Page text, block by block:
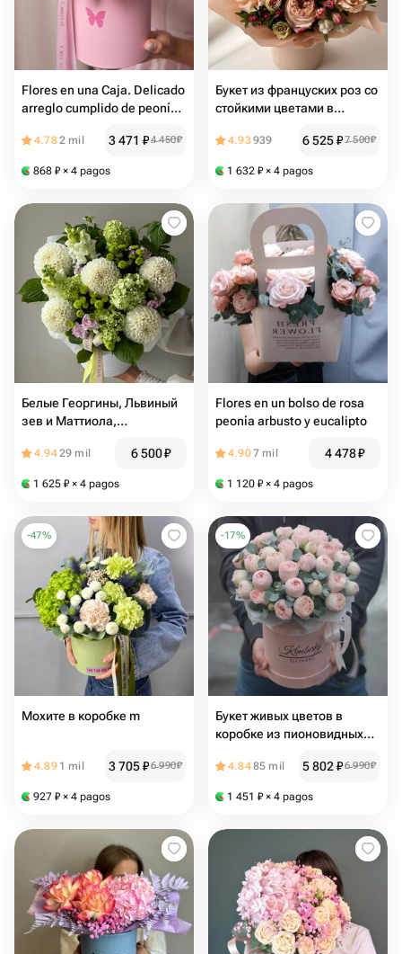
Flores en una Caja. Delicado
arreglo cumplido de peonías
ramitas de eucalipto
4.782 mil 3 471 ₽4 450₽
868 ₽ × 4 pagos
Букет из француских роз со
стойкими цветами в
коробке "
4.93939 6 525₽7 500₽
1 632 ₽ × 4 pagos
Белые Георгины, Львиный
зев и Маттиола,
коробке
4.9429 mil 6 500₽
1 625 ₽ × 4 pagos
Flores en un bolso de rosa
peonía arbusto y eucalipto
4.907 mil 4 478₽
1 120 ₽ × 4 pagos
-47%
Мохите в коробке m
4.89 1 mil 3 705₽6 990₽
927 ₽ × 4 pagos
-17%
Букет живых цветов в
коробке из пионовидных
цвет розовый, арт 112
4.8485 mil 5 802₽6 990₽
1 451 ₽ × 4 pagos